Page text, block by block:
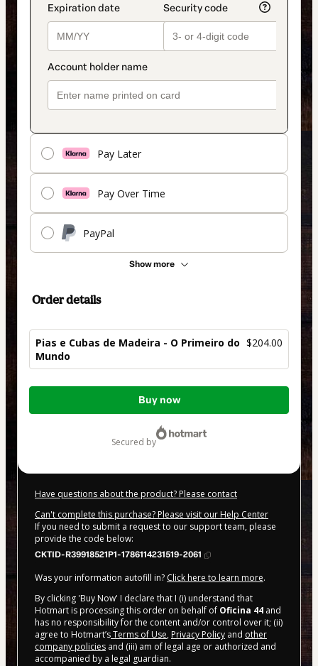
Pay Later
Pay Over Time
PayPal
Show more
Order details
Pias e Cubas de Madeira - O Primeiro do
Mundo
$204.00
Total
Buy now
secured by
Have questions about the product? Please contact
Can't complete this purchase? Please visit our Help Center
If you need to submit a request to our support team, please
provide the code below:
CKTID-R39918521P1-1786114231519-2061
Was your information autofill in? Click here to learn more.
By clicking 'Buy Now' I declare that I (i) understand that
Hotmart is processing this order on behalf of Oficina 44 and
has no responsibility for the content and/or control over it; (ii)
agree to Hotmart’sTerms of Use, Privacy Policy and other
company policies and (iii) am of legal age or authorized and
accompanied by a legal guardian.